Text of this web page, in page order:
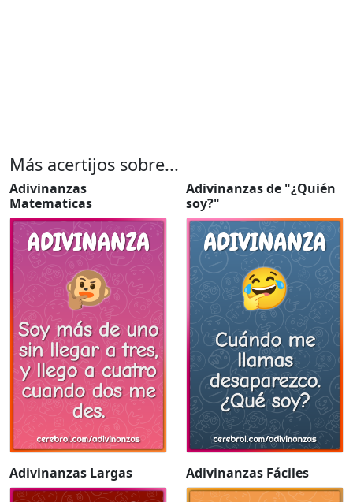
Más acertijos sobre...
Adivinanzas
Matematicas
Adivinanzas de "¿Quién
soy?"
Adivinanzas Largas Adivinanzas Fáciles